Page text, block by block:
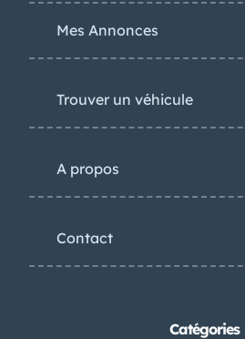
Mes Annonces
Trouver un véhicule
A propos
Contact
Catégories